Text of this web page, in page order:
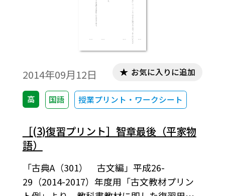
2014年09月12日
高 国語 授業プリント・ワークシート
お気に入りに追加
［(3)復習プリント］智章最後（平家物
語）
「古典A（301） 古文編」平成26-
29（2014-2017）年度用「古文教材プリン